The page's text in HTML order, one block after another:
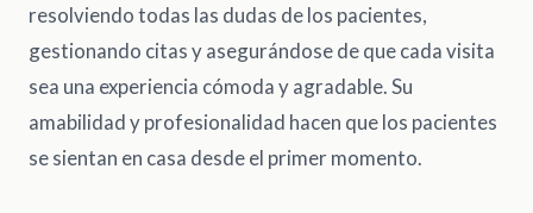
resolviendo todas las dudas de los pacientes,
gestionando citas y asegurándose de que cada visita
sea una experiencia cómoda y agradable. Su
amabilidad y profesionalidad hacen que los pacientes
se sientan en casa desde el primer momento.